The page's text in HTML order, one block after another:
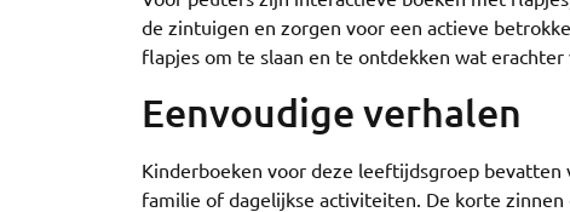
de zintuigen en zorgen voor een actieve
flapjes om te slaan en te ontdekken wat
Eenvoudige verhalen
Kinderboeken voor deze leeftijdsgroep bevatten
familie of dagelijkse activiteiten. De korte